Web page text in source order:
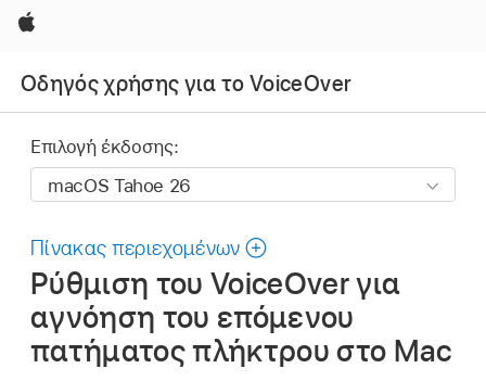
Apple
Οδηγός χρήσης για το VoiceOver
Επιλογή έκδοσης:
Πίνακας περιεχομένων
Ρύθμιση του VoiceOver για
αγνόηση του επόμενου
πατήματος πλήκτρου στο Mac